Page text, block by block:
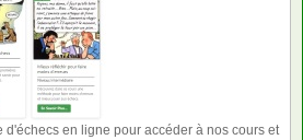
d'échecs en ligne pour accéder à nos cours et